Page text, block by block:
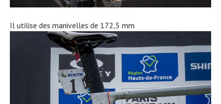
Il utilise des manivelles de 172,5 mm